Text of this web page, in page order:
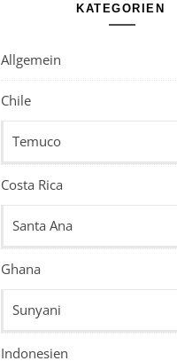
KATEGORIEN
Allgemein
Chile
Temuco
Costa Rica
Santa Ana
Ghana
Sunyani
Indonesien